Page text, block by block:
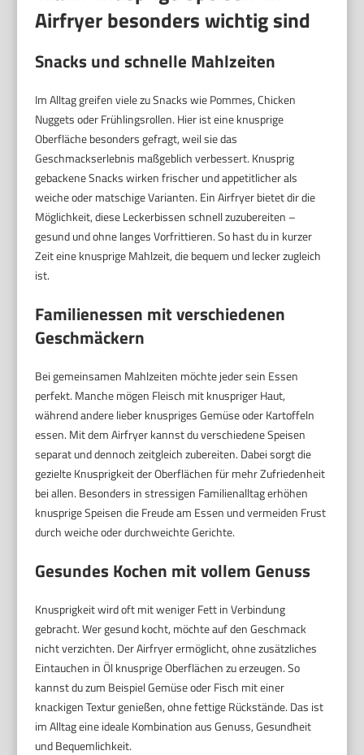
Airfryer besonders wichtig sind
Snacks und schnelle Mahlzeiten
Im Alltag greifen viele zu Snacks wie Pommes, Chicken
Nuggets oder Frühlingsrollen. Hier ist eine knusprige
Oberfläche besonders gefragt, weil sie das
Geschmackserlebnis maßgeblich verbessert. Knusprig
gebackene Snacks wirken frischer und appetitlicher als
weiche oder matschige Varianten. Ein Airfryer bietet dir die
Möglichkeit, diese Leckerbissen schnell zuzubereiten –
gesund und ohne langes Vorfrittieren. So hast du in kurzer
Zeit eine knusprige Mahlzeit, die bequem und lecker zugleich
ist.
Familienessen mit verschiedenen
Geschmäckern
Bei gemeinsamen Mahlzeiten möchte jeder sein Essen
perfekt. Manche mögen Fleisch mit knuspriger Haut,
während andere lieber knuspriges Gemüse oder Kartoffeln
essen. Mit dem Airfryer kannst du verschiedene Speisen
separat und dennoch zeitgleich zubereiten. Dabei sorgt die
gezielte Knusprigkeit der Oberflächen für mehr Zufriedenheit
bei allen. Besonders in stressigen Familienalltag erhöhen
knusprige Speisen die Freude am Essen und vermeiden Frust
durch weiche oder durchweichte Gerichte.
Gesundes Kochen mit vollem Genuss
Knusprigkeit wird oft mit weniger Fett in Verbindung
gebracht. Wer gesund kocht, möchte auf den Geschmack
nicht verzichten. Der Airfryer ermöglicht, ohne zusätzliches
Eintauchen in Öl knusprige Oberflächen zu erzeugen. So
kannst du zum Beispiel Gemüse oder Fisch mit einer
knackigen Textur genießen, ohne fettige Rückstände. Das ist
im Alltag eine ideale Kombination aus Genuss, Gesundheit
und Bequemlichkeit.